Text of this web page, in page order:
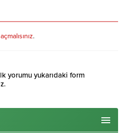
.
yorumu yukarıdaki form